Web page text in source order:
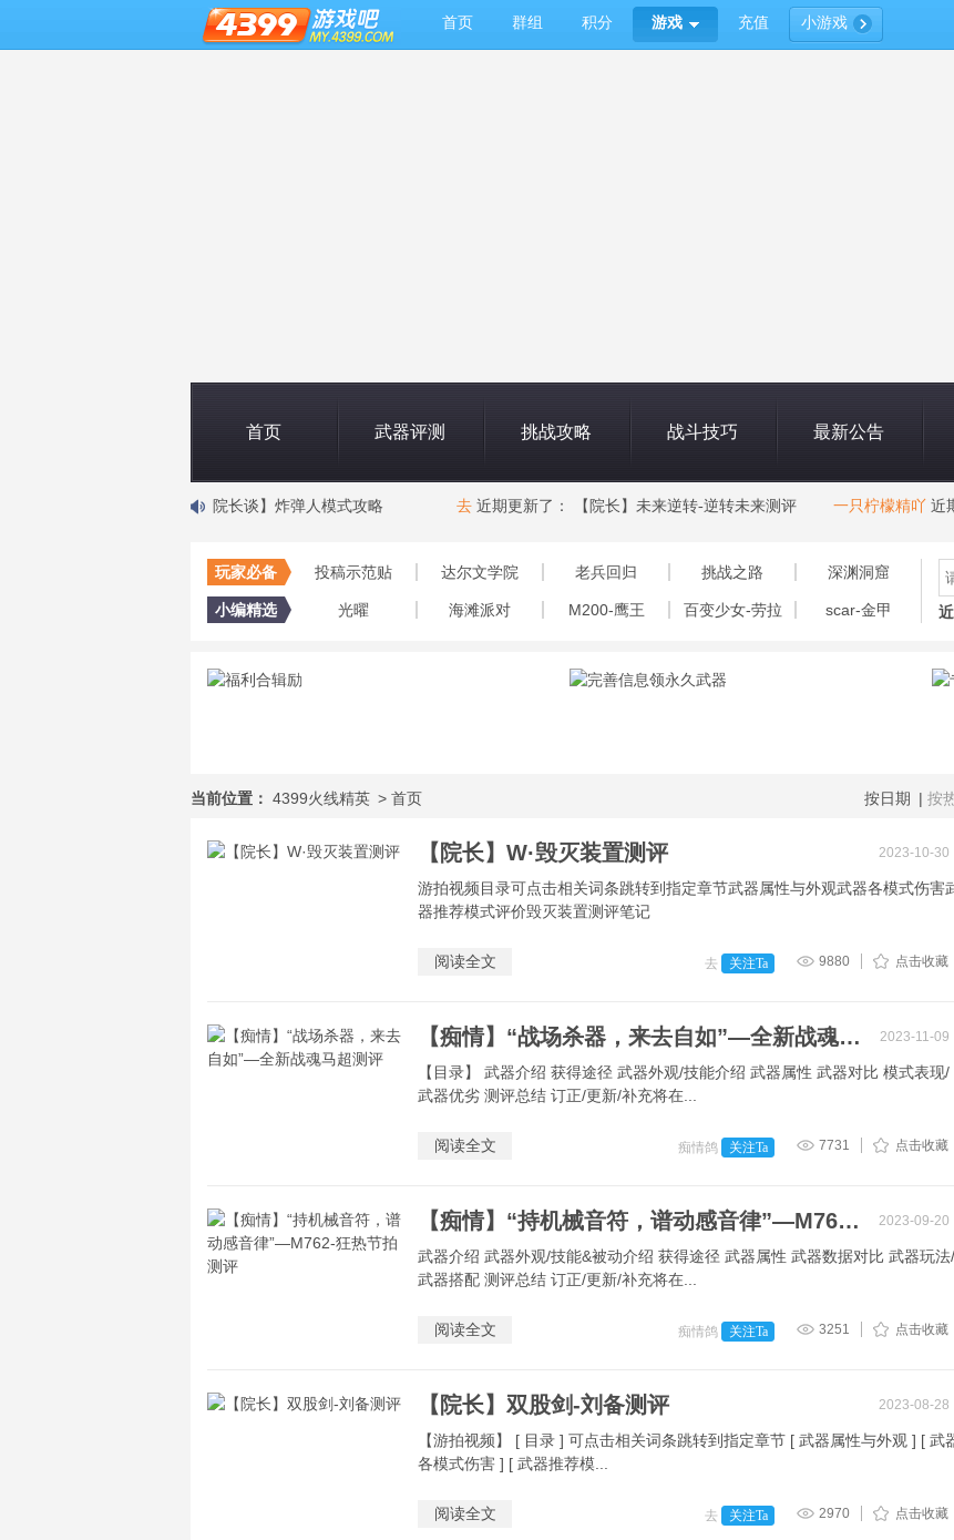
首页 群组 积分 游戏 充值 小游戏
首页 武器评测 挑战攻略 战斗技巧 最新公告
【院长谈】炸弹人模式攻略 近期更新了：【院长】未来逆转-逆转未来测评 一只柠檬精吖近期更
玩家必备 投稿示范贴 达尔文学院 老兵回归 挑战之路 深渊洞窟
小编精选 光曜 海滩派对 M200-鹰王 百变少女-劳拉 scar-金甲
当前位置： 4399火线精英 > 首页 按日期 | 按
【院长】W·毁灭装置测评 2023-10-30
游拍视频目录可点击相关词条跳转到指定章节武器属性与外观武器各模式伤害
器推荐模式评价毁灭装置测评笔记
阅读全文 点击收藏
9880
去 关注Ta
【痴情】“战场杀器，来去自如”—全新战魂马超测评 2023-11-09
【目录】 武器介绍 获得途径 武器外观/技能介绍 武器属性 武器对比 模式表现/
武器优劣 测评总结 订正/更新/补充将在...
阅读全文 点击收藏
7731
痴情鸽 关注Ta
【痴情】“持机械音符，谱动感音律”—M762-狂热节拍测评 2023-09-20
武器介绍 武器外观/技能&被动介绍 获得途径 武器属性 武器数据对比 武器玩法/
武器搭配 测评总结 订正/更新/补充将在...
阅读全文 点击收藏
3251
痴情鸽 关注Ta
【院长】双股剑-刘备测评 2023-08-28
【游拍视频】 [ 目录 ] 可点击相关词条跳转到指定章节 [ 武器属性与外观 ] [ 武
各模式伤害 ] [ 武器推荐模...
阅读全文 点击收藏
2970
去 关注Ta